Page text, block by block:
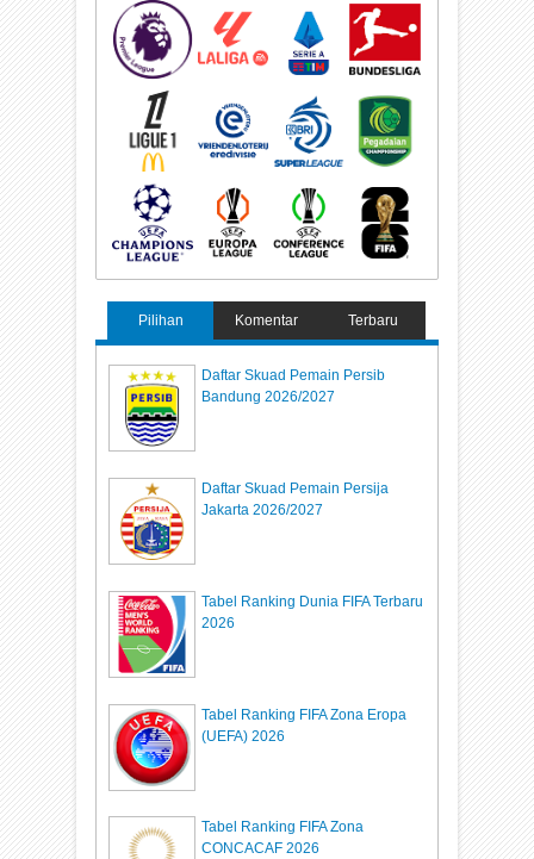
Pilihan Komentar Terbaru
Daftar Skuad Pemain Persib
Bandung 2026/2027
Daftar Skuad Pemain Persija
Jakarta 2026/2027
Tabel Ranking Dunia FIFA Terbaru
2026
Tabel Ranking FIFA Zona Eropa
(UEFA) 2026
Tabel Ranking FIFA Zona
CONCACAF 2026